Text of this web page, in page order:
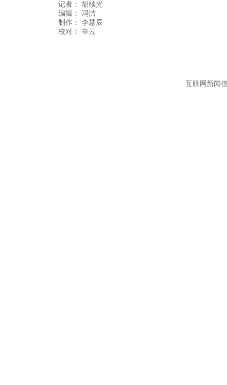
记者： 胡续光
编辑： 冯洁
制作： 李慧辰
互联网新闻